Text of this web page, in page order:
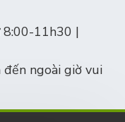
11h30 |
đến ngoài giờ vui